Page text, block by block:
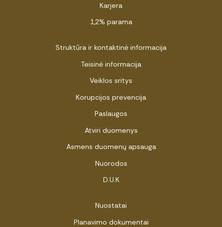
Karjera
1,2% parama
Struktūra ir kontaktinė informacija
Teisinė informacija
Veiklos sritys
Korupcijos prevencija
Paslaugos
Atviri duomenys
Asmens duomenų apsauga
Nuorodos
D.U.K
Nuostatai
Planavimo dokumentai